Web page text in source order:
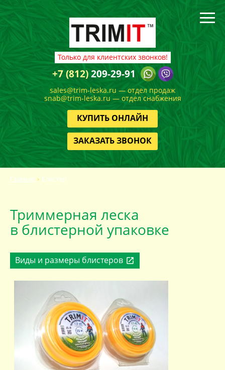
Только для клиентских звонков!
+7 (812)209-29-91
sales@trim-leska.ru — отдел продаж
snab@trim-leska.ru — отдел снабжения
КУПИТЬ ОНЛАЙН
ЗАКАЗАТЬ ЗВОНОК
Главная Блистер
Триммерная леска
в блистерной упаковке
Виды и размеры блистеров